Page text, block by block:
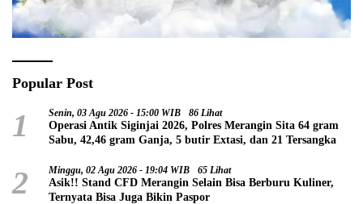
Popular Post
1 Senin, 03 Agu 2026 - 15:00 WIB 86 Lihat
Operasi Antik Siginjai 2026, Polres Merangin Sita 64 gram
Sabu, 42,46 gram Ganja, 5 butir Extasi, dan 21 Tersangka
2 Minggu, 02 Agu 2026 - 19:04 WIB 65 Lihat
Asik!! Stand CFD Merangin Selain Bisa Berburu Kuliner,
Ternyata Bisa Juga Bikin Paspor